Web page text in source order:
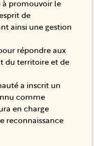
à promouvoir le
de
ainsi une gestion
répondre aux
du territoire et de
a inscrit un
comme
en charge
reconnaissance